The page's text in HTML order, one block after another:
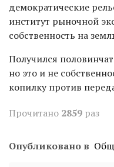
демократические
институт рыночной
собственность на
Получился
но это и не
копилку против
Прочитано 2859 раз
Опубликовано в